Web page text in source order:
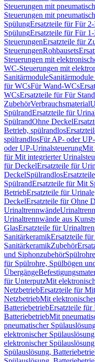
Steuerungen mit
Steuerungen mit
SpülungErsatzteile für Für
SpülungErsatzteile für Für
SteuerungenErsatzteile für
SteuerungenRohbausets
Steuerungen mit
WC-Steuerungen mit
Sanitärmodule
für WCsFür Wand-WCs
WCsErsatzteile für Für
ZubehörVerbrauchsmaterial
SpülrandErsatzteile für
SpülrandOhne Deckel
Betrieb, spülrandlos
spülrandlosFür AP- oder
oder UP-UrinalsteuerungMit
für Mit integrierter
für DeckelErsatzteile für
DeckelSpülrandlos
SpülrandErsatzteile für Mit
BetriebErsatzteile für
DeckelErsatzteile für Ohne
Urinaltrennwände
Urinaltrennwände aus
GlasErsatzteile für
SanitärkeramikErsatzteile
SanitärkeramikZubehör
und Siphonzubehör
für Spülrohre, Spülbögen
Übergänge
für UnterputzMit
NetzbetriebErsatzteile für
NetzbetriebMit
BatteriebetriebErsatzteile für
BatteriebetriebMit
pneumatischer
elektronischer
elektronischer
Spülauslösung,